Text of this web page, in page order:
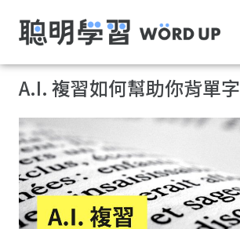
A.I. 複習如何幫助你背單字